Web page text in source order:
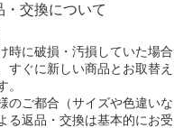
・交換について
時に破損・汚損していた場合
すぐに新しい商品とお取替え
。
のご都合（サイズや色違いな
る返品・交換は基本的にお受